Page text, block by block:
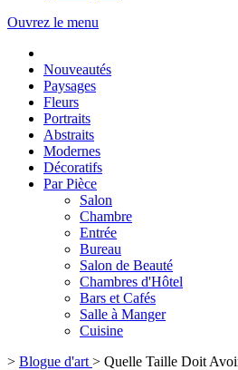
Ouvrez le menu
Nouveautés
Paysages
Fleurs
Portraits
Abstraits
Modernes
Décoratifs
Par Pièce
Salon
Chambre
Entrée
Bureau
Salon de Beauté
Chambres d'Hôtel
Bars et Cafés
Salle à Manger
Cuisine
> Blogue d'art > Quelle Taille Doit